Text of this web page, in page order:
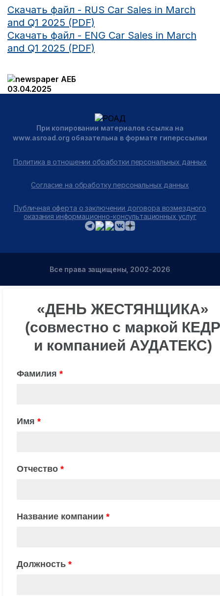
Скачать файл - RUS Car Sales in March
and Q1 2025 (PDF)
Скачать файл - ENG Car Sales in March
and Q1 2025 (PDF)
АЕБ
03.04.2025
При копировании материалов ссылка на
www.asroad.org обязательна в формате гиперссылки
Политика в отношении обработки персональных данных
Согласие на обработку персональных данных
Публичная оферта о заключении договора возмездного
оказания информационно-консультационных услуг
Все права защищены, 2002-2026